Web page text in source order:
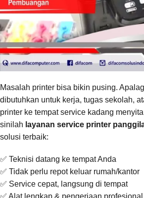
Masalah printer bisa bikin pusing.
dibutuhkan untuk kerja, tugas sekolah,
printer ke tempat service kadang
sinilah layanan service printer
solusi terbaik:
✅ Teknisi datang ke tempat Anda
✅ Tidak perlu repot keluar rumah/kantor
✅ Service cepat, langsung di tempat
✅ Alat lengkap & pengerjaan profesional